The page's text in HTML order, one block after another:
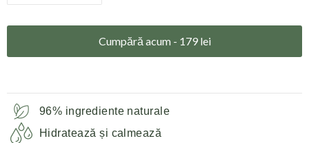
Cumpără acum - 179 lei
96% ingrediente naturale
Hidratează și calmează